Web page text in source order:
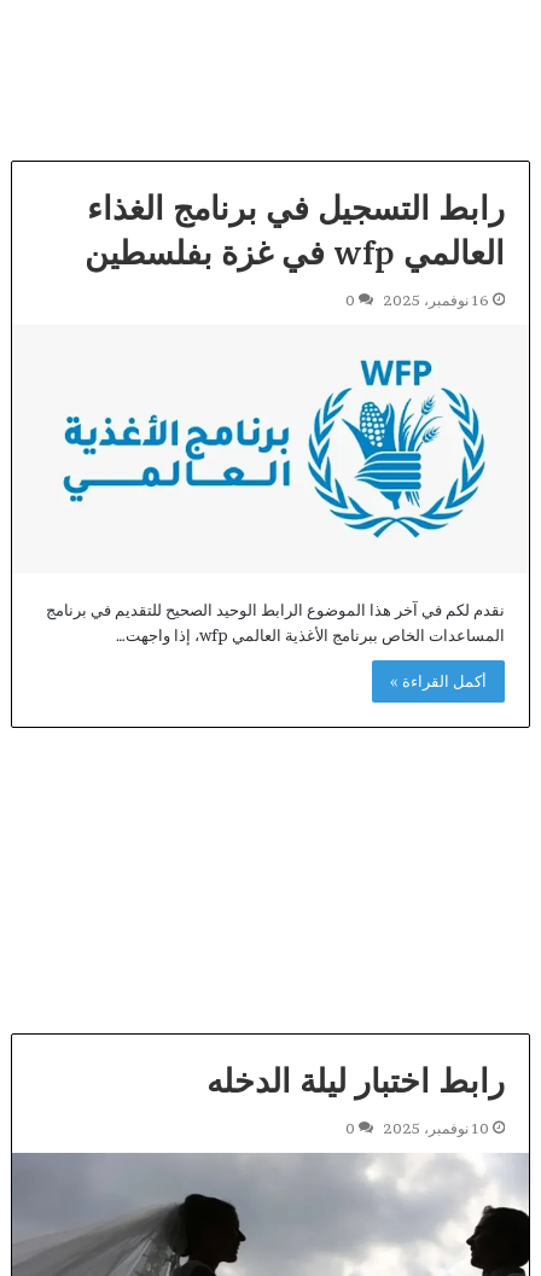
رابط التسجيل في برنامج الغذاء
العالمي wfp في غزة بفلسطين
16 نوفمبر، 2025 0
نقدم لكم في آخر هذا الموضوع الرابط الوحيد الصحيح للتقديم في برنامج
المساعدات الخاص ببرنامج الأغذية العالمي wfp، إذا واجهت…
أكمل القراءة »
رابط اختبار ليلة الدخله
10 نوفمبر، 2025 0